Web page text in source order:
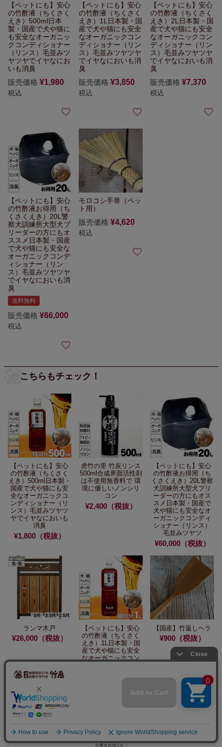
【ペットにも】 安心
の竹酢液（ちくさく
えき）500ml日本
製・国産で犬や猫に
も安全なオーガニッ
クコンディショナー
（リンス） 毛並みツ
ヤツヤでイヤなにお
いも消臭
販売価格 ¥1,980
税込
【ペットにも】安心
の竹酢液（ちくさく
えき）1L 日本製・国
産で犬や猫にも安全
なオーガニックコン
ディショナー（リン
ス）毛並みツヤツヤ
でイヤなにおいも消
臭
販売価格 ¥3,850
税込
【ペットにも】安心
の竹酢液（ちくさく
えき）2L 日本製・国
産で犬や猫にも安全
なオーガニックコン
ディショナー（リン
ス）毛並みツヤツヤ
でイヤなにおいも消
臭
販売価格 ¥7,370
税込
【ペットにも】 安心
の竹酢液お得用（ち
くさくえき）20L 警
察犬訓練所大型犬ブ
リーダーの方にもオ
ススメ 日本製・国産
で犬や猫にも安全な
オーガニックコンデ
ィショナー（リン
ス） 毛並みツヤツヤ
でイヤなにおいも消
臭
送料無料
販売価格 ¥66,000
税込
モロコシ手箒（ペッ
ト用）
販売価格 ¥4,620
税込
こちらもチェック！
【ペットにも】安心
の竹酢液（ちくさく
えき）500ml 日本製・
国産で犬や猫にも安
全なオーガニックコ
ンディショナー（リ
ンス）毛並みツヤツ
ヤでイヤなにおいも
消臭
¥1,800（税抜）
虎竹の里 竹炭リンス
500ml 合成界面活性剤
は不使用無香料で 環
境に優しいノンシリ
コン
¥2,400（税抜）
【ペットにも】安心
の竹酢液お得用（ち
くさくえき）20L警察
犬訓練所大型犬ブリ
ーダーの方にもオス
スメ 日本製・国産で
犬や猫にも安全なオ
ーガニックコンディ
ショナー（リンス）
毛並みツヤツ
¥60,000（税抜）
ランマ木戸
¥26,000（税抜）
【ペットにも】安心
の竹酢液（ちくさく
えき）1L 日本製・国
産で犬や猫にも安全
なオーガニックコン
イヤなにおいも消
¥3,500（税抜）
【国産】竹返しヘラ
¥900（税抜）